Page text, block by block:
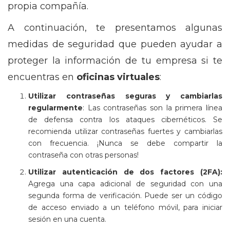
propia compañía.
A continuación, te presentamos algunas
medidas de seguridad que pueden ayudar a
proteger la información de tu empresa si te
encuentras en oficinas virtuales:
Utilizar contraseñas seguras y cambiarlas
regularmente: Las contraseñas son la primera línea
de defensa contra los ataques cibernéticos. Se
recomienda utilizar contraseñas fuertes y cambiarlas
con frecuencia. ¡Nunca se debe compartir la
contraseña con otras personas!
Utilizar autenticación de dos factores (2FA):
Agrega una capa adicional de seguridad con una
segunda forma de verificación. Puede ser un código
de acceso enviado a un teléfono móvil, para iniciar
sesión en una cuenta.